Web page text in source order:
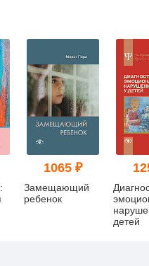
1065 ₽
Замещающий
ребенок
детей